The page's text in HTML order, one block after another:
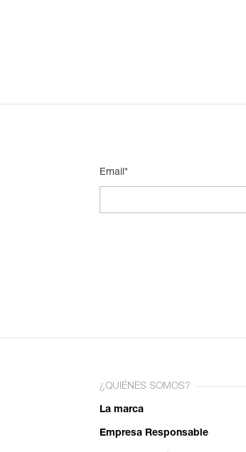
Email*
¿QUIÉNES SOMOS?
La marca
Empresa Responsable